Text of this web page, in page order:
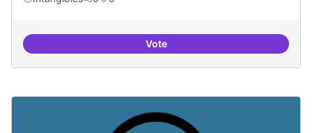
VoteEspai punter en innovació